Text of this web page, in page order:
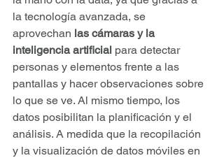
la tecnología avanzada, se
aprovechan las cámaras y la
inteligencia artificial para detectar
personas y elementos frente a las
pantallas y hacer observaciones sobre
lo que se ve. Al mismo tiempo, los
datos posibilitan la planificación y el
análisis. A medida que la recopilación
y la visualización de datos móviles en